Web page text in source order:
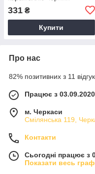
(225 g)
331 ₴
Купити
Про нас
82% позитивних з 11
Працює з 03.09.2020
м. Черкаси
Смілянська 119,
Контакти
Сьогодні працює з
Показати весь